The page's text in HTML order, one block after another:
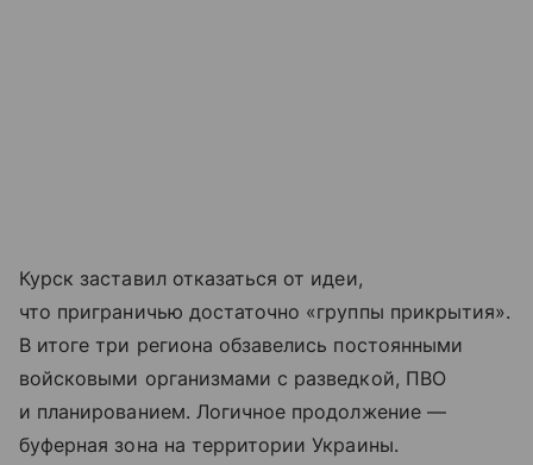
Курск заставил отказаться от идеи,
что приграничью достаточно «группы прикрытия».
В итоге три региона обзавелись постоянными
войсковыми организмами с разведкой, ПВО
и планированием. Логичное продолжение —
буферная зона на территории Украины.